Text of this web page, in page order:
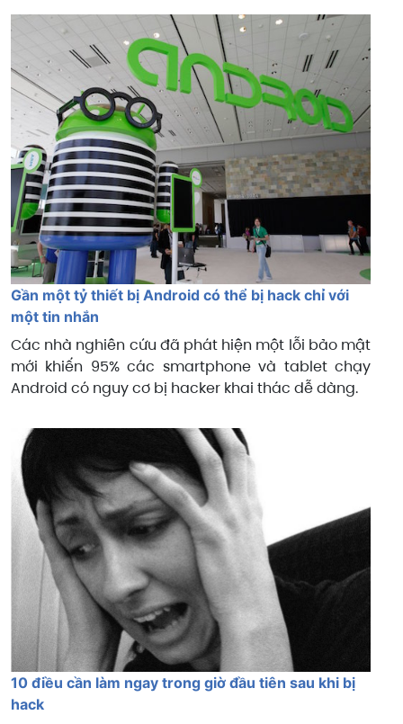
Gần một tỷ thiết bị Android có thể bị hack chỉ với
một tin nhắn
Các nhà nghiên cứu đã phát hiện một lỗi bảo mật
mới khiến 95% các smartphone và tablet chạy
Android có nguy cơ bị hacker khai thác dễ dàng.
10 điều cần làm ngay trong giờ đầu tiên sau khi bị
hack